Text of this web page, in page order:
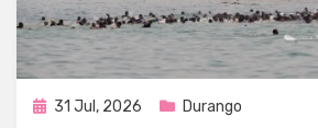
Publicada
31 Jul, 2026 Durango